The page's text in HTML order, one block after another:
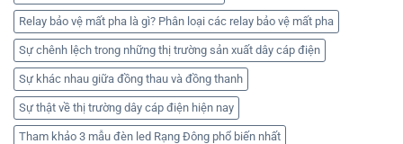
Relay bảo vệ mất pha là gì? Phân loại các relay bảo vệ mất pha
Sự chênh lệch trong những thị trường sản xuất dây cáp điện
Sự khác nhau giữa đồng thau và đồng thanh
Sự thật về thị trường dây cáp điện hiện nay
Tham khảo 3 mẫu đèn led Rạng Đông phổ biến nhất